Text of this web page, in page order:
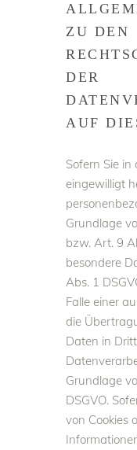
ZU DEN
DER
AUF
Sofern Sie
eingewilligt
Grundlage
bzw. Art. 9
besondere
Abs. 1
Falle einer
die
Daten in
Grundlage
DSGVO.
von Cookies